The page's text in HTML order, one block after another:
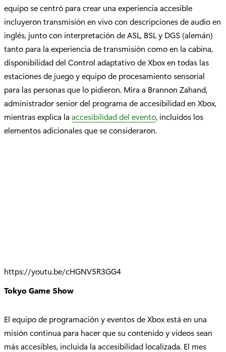
equipo se centró para crear una experiencia accesible
incluyeron transmisión en vivo con descripciones de audio en
inglés, junto con interpretación de ASL, BSL y DGS (alemán)
tanto para la experiencia de transmisión como en la cabina,
disponibilidad del Control adaptativo de Xbox en todas las
estaciones de juego y equipo de procesamiento sensorial
para las personas que lo pidieron. Mira a Brannon Zahand,
administrador senior del programa de accesibilidad en Xbox,
mientras explica la accesibilidad del evento, incluidos los
elementos adicionales que se consideraron.
https://youtu.be/cHGNV5R3GG4
Tokyo Game Show
El equipo de programación y eventos de Xbox está en una
misión continua para hacer que su contenido y videos sean
más accesibles, incluida la accesibilidad localizada. El mes